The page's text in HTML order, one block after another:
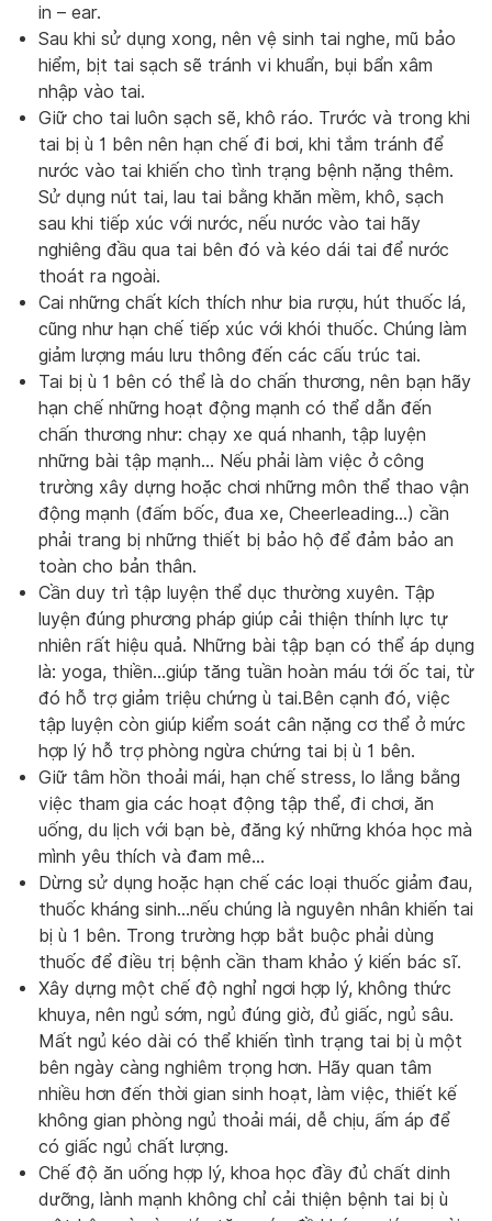
in – ear.
Sau khi sử dụng xong, nên vệ sinh tai nghe, mũ bảo
hiểm, bịt tai sạch sẽ tránh vi khuẩn, bụi bẩn xâm
nhập vào tai.
Giữ cho tai luôn sạch sẽ, khô ráo. Trước và trong khi
tai bị ù 1 bên nên hạn chế đi bơi, khi tắm tránh để
nước vào tai khiến cho tình trạng bệnh nặng thêm.
Sử dụng nút tai, lau tai bằng khăn mềm, khô, sạch
sau khi tiếp xúc với nước, nếu nước vào tai hãy
nghiêng đầu qua tai bên đó và kéo dái tai để nước
thoát ra ngoài.
Cai những chất kích thích như bia rượu, hút thuốc lá,
cũng như hạn chế tiếp xúc với khói thuốc. Chúng làm
giảm lượng máu lưu thông đến các cấu trúc tai.
Tai bị ù 1 bên có thể là do chấn thương, nên bạn hãy
hạn chế những hoạt động mạnh có thể dẫn đến
chấn thương như: chạy xe quá nhanh, tập luyện
những bài tập mạnh… Nếu phải làm việc ở công
trường xây dựng hoặc chơi những môn thể thao vận
động mạnh (đấm bốc, đua xe, Cheerleading…) cần
phải trang bị những thiết bị bảo hộ để đảm bảo an
toàn cho bản thân.
Cần duy trì tập luyện thể dục thường xuyên. Tập
luyện đúng phương pháp giúp cải thiện thính lực tự
nhiên rất hiệu quả. Những bài tập bạn có thể áp dụng
là: yoga, thiền…giúp tăng tuần hoàn máu tới ốc tai, từ
đó hỗ trợ giảm triệu chứng ù tai.Bên cạnh đó, việc
tập luyện còn giúp kiểm soát cân nặng cơ thể ở mức
hợp lý hỗ trợ phòng ngừa chứng tai bị ù 1 bên.
Giữ tâm hồn thoải mái, hạn chế stress, lo lắng bằng
việc tham gia các hoạt động tập thể, đi chơi, ăn
uống, du lịch với bạn bè, đăng ký những khóa học mà
mình yêu thích và đam mê…
Dừng sử dụng hoặc hạn chế các loại thuốc giảm đau,
thuốc kháng sinh…nếu chúng là nguyên nhân khiến tai
bị ù 1 bên. Trong trường hợp bắt buộc phải dùng
thuốc để điều trị bệnh cần tham khảo ý kiến bác sĩ.
Xây dựng một chế độ nghỉ ngơi hợp lý, không thức
khuya, nên ngủ sớm, ngủ đúng giờ, đủ giấc, ngủ sâu.
Mất ngủ kéo dài có thể khiến tình trạng tai bị ù một
bên ngày càng nghiêm trọng hơn. Hãy quan tâm
nhiều hơn đến thời gian sinh hoạt, làm việc, thiết kế
không gian phòng ngủ thoải mái, dễ chịu, ấm áp để
có giấc ngủ chất lượng.
Chế độ ăn uống hợp lý, khoa học đầy đủ chất dinh
dưỡng, lành mạnh không chỉ cải thiện bệnh tai bị ù